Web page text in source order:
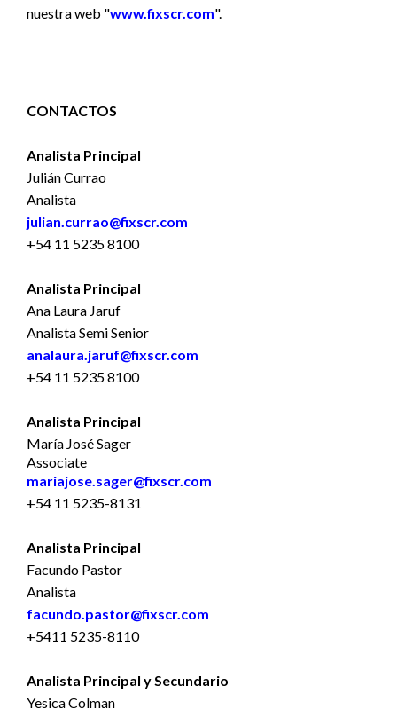
nuestra web "www.fixscr.com".
CONTACTOS
Analista Principal
Julián Currao
Analista
julian.currao@fixscr.com
+54 11 5235 8100
Analista Principal
Ana Laura Jaruf
Analista Semi Senior
analaura.jaruf@fixscr.com
+54 11 5235 8100
Analista Principal
María José Sager
Associate
mariajose.sager@fixscr.com
+54 11 5235-8131
Analista Principal
Facundo Pastor
Analista
facundo.pastor@fixscr.com
+5411 5235-8110
Analista Principal y Secundario
Yesica Colman